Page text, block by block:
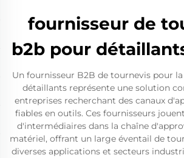
fournisseur de
b2b pour
Un fournisseur B2B de tournevis pour
détaillants représente une solution
entreprises recherchant des canaux
fiables en outils. Ces fournisseurs
d'intermédiaires dans la chaîne
matériel, offrant un large éventail de
diverses applications et secteurs